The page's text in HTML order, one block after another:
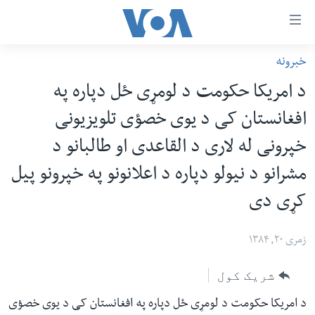
رسي
وړ
اتصالات
اصلي
عمومي
لاړ
افغانستان
سیمه
امریکا
نړۍ
ښځې او نجونې
روغتیا
سرمقاله
خبرونه
د امریکا حکومت د لومړی ځل دپاره په
افغانستان کی د یوی خصؤی تلویزیونی
خپرونی له لاری د القاعدی او طالبانو د
مشرانو د نیولو دپاره د اعلانونو په خپرونو پیل
کړی دی
زمری ۲۰, ۱۳۸۴
شریک کول
د امریکا حکومت د لومړی ځل دپاره په افغانستان کی د یوی خصؤی